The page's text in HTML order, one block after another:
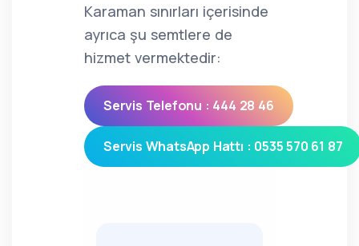
Karaman sınırları içerisinde
ayrıca şu semtlere de
hizmet vermektedir:
Servis Telefonu : 444 28 46
Servis WhatsApp Hattı : 0535 570 61 87